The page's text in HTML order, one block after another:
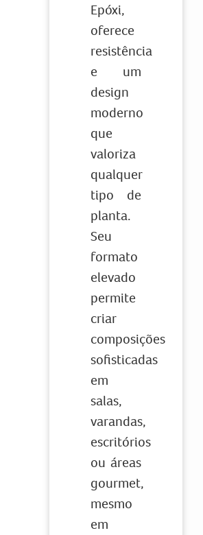
Epóxi,
oferece
resistência
e um
design
moderno
que
valoriza
qualquer
tipo de
planta.
Seu
formato
elevado
permite
criar
composições
sofisticadas
em
salas,
varandas,
escritórios
ou áreas
gourmet,
mesmo
em